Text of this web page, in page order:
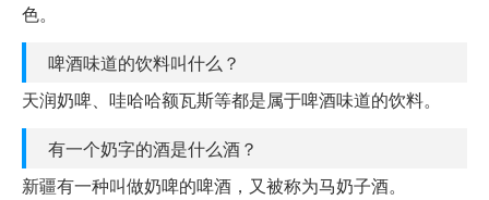
色。
啤酒味道的饮料叫什么？
天润奶啤、哇哈哈额瓦斯等都是属于啤酒味道的饮料。
有一个奶字的酒是什么酒？
新疆有一种叫做奶啤的啤酒，又被称为马奶子酒。